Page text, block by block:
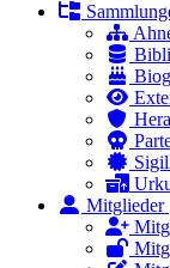
Mitglieder